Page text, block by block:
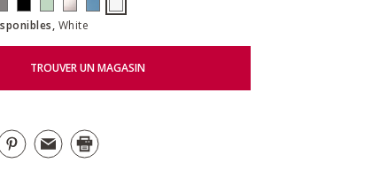
White
TROUVER UN MAGASIN